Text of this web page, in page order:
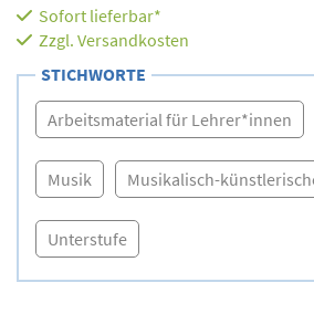
Sofort lieferbar*
Zzgl. Versandkosten
STICHWORTE
Arbeitsmaterial für Lehrer*innen
Musik Musikalisch-
Unterstufe